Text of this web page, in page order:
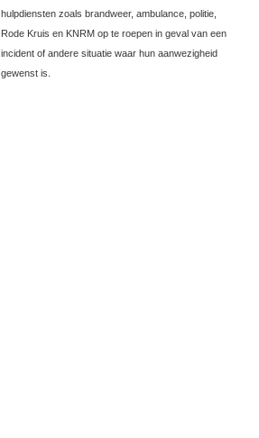
hulpdiensten zoals brandweer, ambulance, politie,
Rode Kruis en KNRM op te roepen in geval van een
incident of andere situatie waar hun aanwezigheid
gewenst is.